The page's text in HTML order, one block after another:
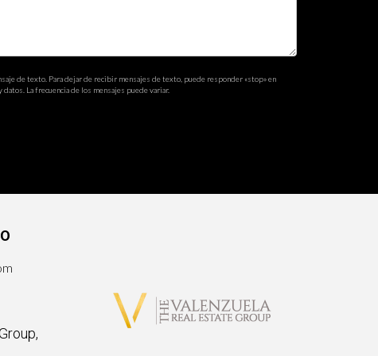
de texto. Para dejar de recibir mensajes de texto, puede responder «stop» en
La frecuencia de los mensajes puede variar.